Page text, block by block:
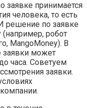
заявке принимается
человека, то есть
решение по заявке
(например, робот
MangoMoney). В
заявки может
часа. Советуем
заявки.